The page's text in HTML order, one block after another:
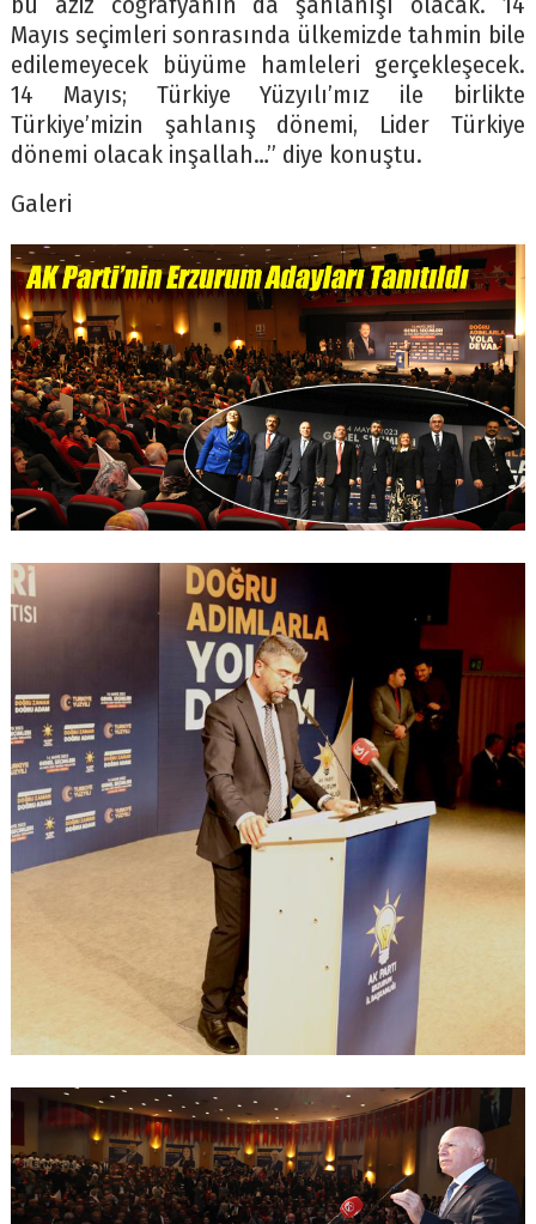
Mayıs seçimleri sonrasında ülkemizde tahmin bile
edilemeyecek büyüme hamleleri gerçekleşecek.
14 Mayıs; Türkiye Yüzyılı’mız ile birlikte
Türkiye’mizin şahlanış dönemi, Lider Türkiye
dönemi olacak inşallah…” diye konuştu.
Galeri